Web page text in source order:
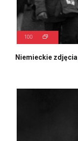
100
Niemieckie